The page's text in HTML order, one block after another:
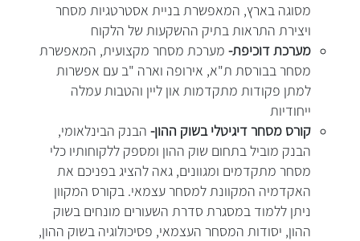
מסוגה בארץ, המאפשרת בניית אסטרטגיות מסחר
ויצירת התראות בתיק ההשקעות של הלקוח
מערכת דוכיפת- מערכת מסחר מקצועית, המאפשרת
מסחר בבורסת ת"א, אירופה וארה "ב עם אפשרות
למתן פקודות מתקדמות און ליין והטבות עמלה
ייחודיות
קורס מסחר דיגיטלי בשוק ההון- הבנק הבינלאומי,
הבנק מוביל בתחום שוק ההון ומספק ללקוחותיו כלי
מסחר מתקדמים ומגוונים, גאה להציג בפניכם את
האקדמיה המקוונת למסחר עצמאי. בקורס המקוון
ניתן ללמוד במסגרת סדרת השעורים מונחים בשוק
ההון, יסודות המסחר העצמאי, פסיכולוגיה בשוק ההון,